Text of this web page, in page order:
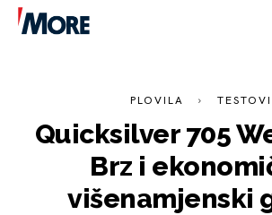
PLOVILA TESTOVI
Quicksilver 705
Brz i
višenamjenski